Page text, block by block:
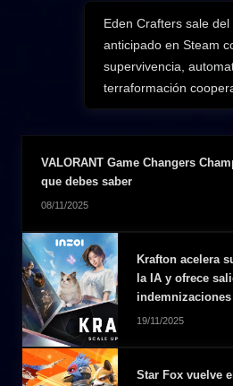
Next
Post:
Eden Crafters sale del
anticipado en Steam
supervivencia,
terraformación
VALORANT Game Changers
que debes saber
08/11/2025
Krafton acelera
la IA y ofrece
19/11/2025
Star Fox vuelve